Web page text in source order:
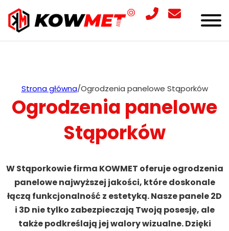
Strona główna/Ogrodzenia panelowe Stąporków
Ogrodzenia panelowe
Stąporków
W Stąporkowie firma KOWMET oferuje ogrodzenia
panelowe najwyższej jakości, które doskonale
łączą funkcjonalność z estetyką. Nasze panele 2D
i 3D nie tylko zabezpieczają Twoją posesję, ale
także podkreślają jej walory wizualne. Dzięki